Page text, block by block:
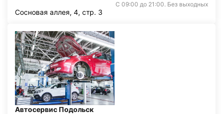
С 09:00 до 21:00. Без выходных
Сосновая аллея, 4, стр. 3
Автосервис Подольск